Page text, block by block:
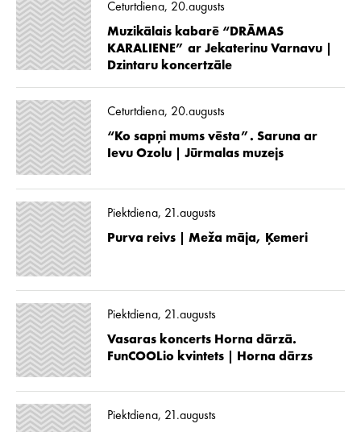
Ceturtdiena, 20.augusts
Muzikālais kabarē “DRĀMAS
KARALIENE” ar Jekaterinu Varnavu |
Dzintaru koncertzāle
Ceturtdiena, 20.augusts
“Ko sapņi mums vēsta”. Saruna ar
Ievu Ozolu | Jūrmalas muzejs
Piektdiena, 21.augusts
Purva reivs | Meža māja, Ķemeri
Piektdiena, 21.augusts
Vasaras koncerts Horna dārzā.
FunCOOLio kvintets | Horna dārzs
Piektdiena, 21.augusts